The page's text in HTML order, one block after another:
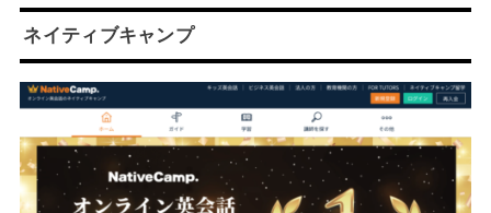
ネイティブキャンプ